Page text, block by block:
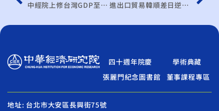
中經院上修台灣GDP至3.05％ 進出口貿易韓順差日逆差 學者：安倍經濟學失效
四十週年院慶
學術典藏
張麗門紀念圖書館
董事課程專區
地址: 台北市大安區長興街75號